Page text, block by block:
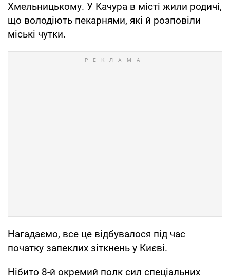
Хмельницькому. У Качура в місті жили родичі,
що володіють пекарнями, які й розповіли
міські чутки.
Нагадаємо, все це відбувалося під час
початку запеклих зіткнень у Києві.
Нібито 8-й окремий полк сил спеціальних